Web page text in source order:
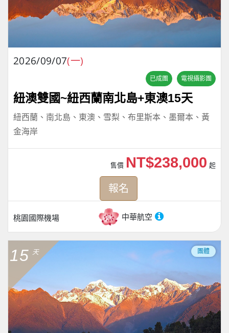
2026/09/07(一)
已成團 電視攝影團
紐澳雙國~紐西蘭南北島+東澳15天
紐西蘭、南北島、東澳、雪梨、布里斯本、墨爾本、黃
金海岸
桃園國際機場 中華航空
售價 NT$238,000 起
報名
15 天 團體